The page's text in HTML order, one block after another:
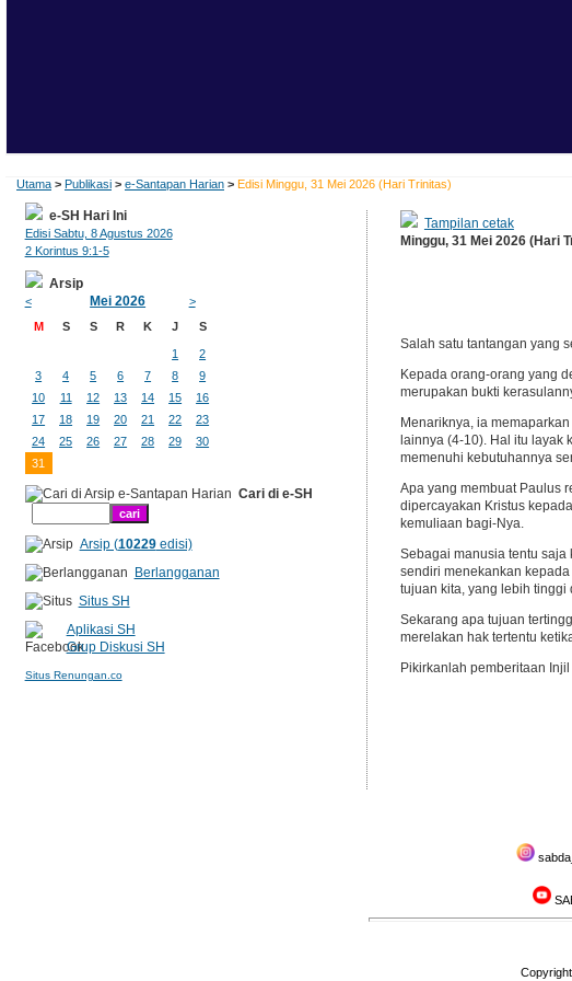
Utama > Publikasi > e-Santapan Harian > Edisi Minggu, 31 Mei 2026 (Hari Trinitas)
Tampilan cetak
Minggu, 31 Mei 2026 (Hari
Salah satu tantangan yang
Kepada orang-orang yang
merupakan bukti
Menariknya, ia
lainnya (4-10). Hal itu
memenuhi kebutuhannya
Apa yang membuat Paulus
dipercayakan Kristus
kemuliaan bagi-Nya.
Sebagai manusia tentu saja
sendiri menekankan
tujuan kita, yang lebih
Sekarang apa tujuan
merelakan hak tertentu
Pikirkanlah pemberitaan
e-SH Hari Ini
Edisi Sabtu, 8 Agustus 2026
2 Korintus 9:1-5
Arsip
< Mei 2026
>
M
S S R K J S
1
2
3
4 5 6 7 8
9
10
11 12 13 14 15
16
17
18 19 20 21 22
23
24
25 26 27 28 29
30
31
Cari di e-SH
Arsip (10229edisi)
Berlangganan
Situs SH
Aplikasi SH
Grup Diskusi SH
Situs Renungan.co
Copyright